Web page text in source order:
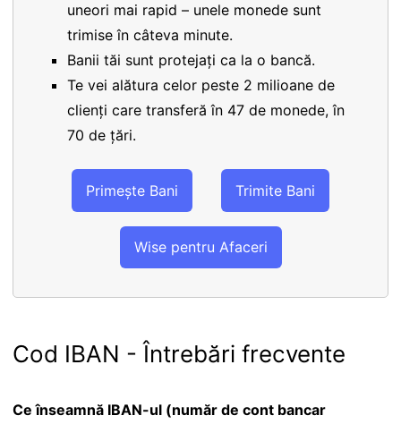
uneori mai rapid – unele monede sunt
trimise în câteva minute.
Banii tăi sunt protejați ca la o bancă.
Te vei alătura celor peste 2 milioane de
clienți care transferă în 47 de monede, în
70 de țări.
Primește Bani Trimite Bani
Wise pentru Afaceri
Cod IBAN - Întrebări frecvente
Ce înseamnă IBAN-ul (număr de cont bancar